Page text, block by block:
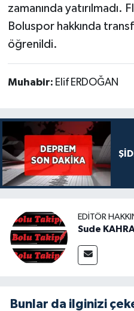
zamanında yatırılmadı.
Boluspor hakkında
öğrenildi.
Muhabir: Elif ERDOĞAN
EDITÖR
Sude
Bunlar da ilginizi